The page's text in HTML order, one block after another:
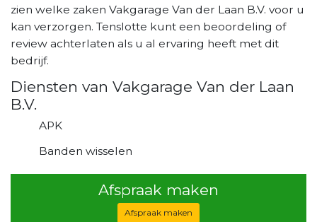
zien welke zaken Vakgarage Van der Laan B.V. voor u
kan verzorgen. Tenslotte kunt een beoordeling of
review achterlaten als u al ervaring heeft met dit
bedrijf.
Diensten van Vakgarage Van der Laan
B.V.
APK
Banden wisselen
Afspraak maken
Afspraak maken